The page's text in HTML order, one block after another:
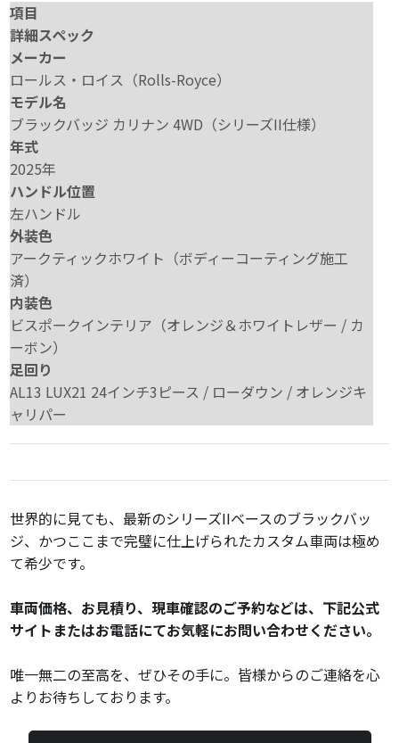
項目
詳細スペック
メーカー
ロールス・ロイス（Rolls-Royce）
モデル名
ブラックバッジ カリナン 4WD（シリーズII仕様）
年式
2025年
ハンドル位置
左ハンドル
外装色
アークティックホワイト（ボディーコーティング施工
済）
内装色
ビスポークインテリア（オレンジ＆ホワイトレザー / カ
ーボン）
足回り
AL13 LUX21 24インチ3ピース / ローダウン / オレンジキ
ャリパー
世界的に見ても、最新のシリーズIIベースのブラックバッ
ジ、かつここまで完璧に仕上げられたカスタム車両は極め
て希少です。
車両価格、お見積り、現車確認のご予約などは、下記公式
サイトまたはお電話にてお気軽にお問い合わせください。
唯一無二の至高を、ぜひその手に。皆様からのご連絡を心
よりお待ちしております。